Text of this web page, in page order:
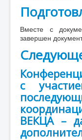
Вместе с
завершен
с
ВЕКЦА –